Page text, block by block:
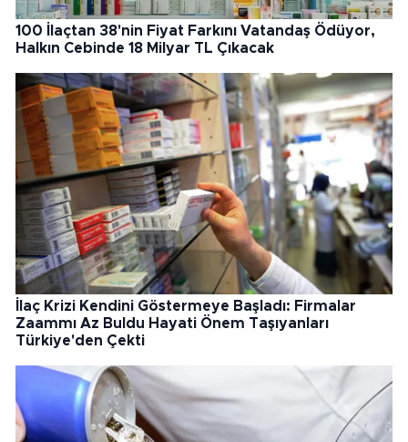
100 İlaçtan 38'nin Fiyat Farkını Vatandaş Ödüyor,
Halkın Cebinde 18 Milyar TL Çıkacak
İlaç Krizi Kendini Göstermeye Başladı: Firmalar
Zaammı Az Buldu Hayati Önem Taşıyanları
Türkiye'den Çekti